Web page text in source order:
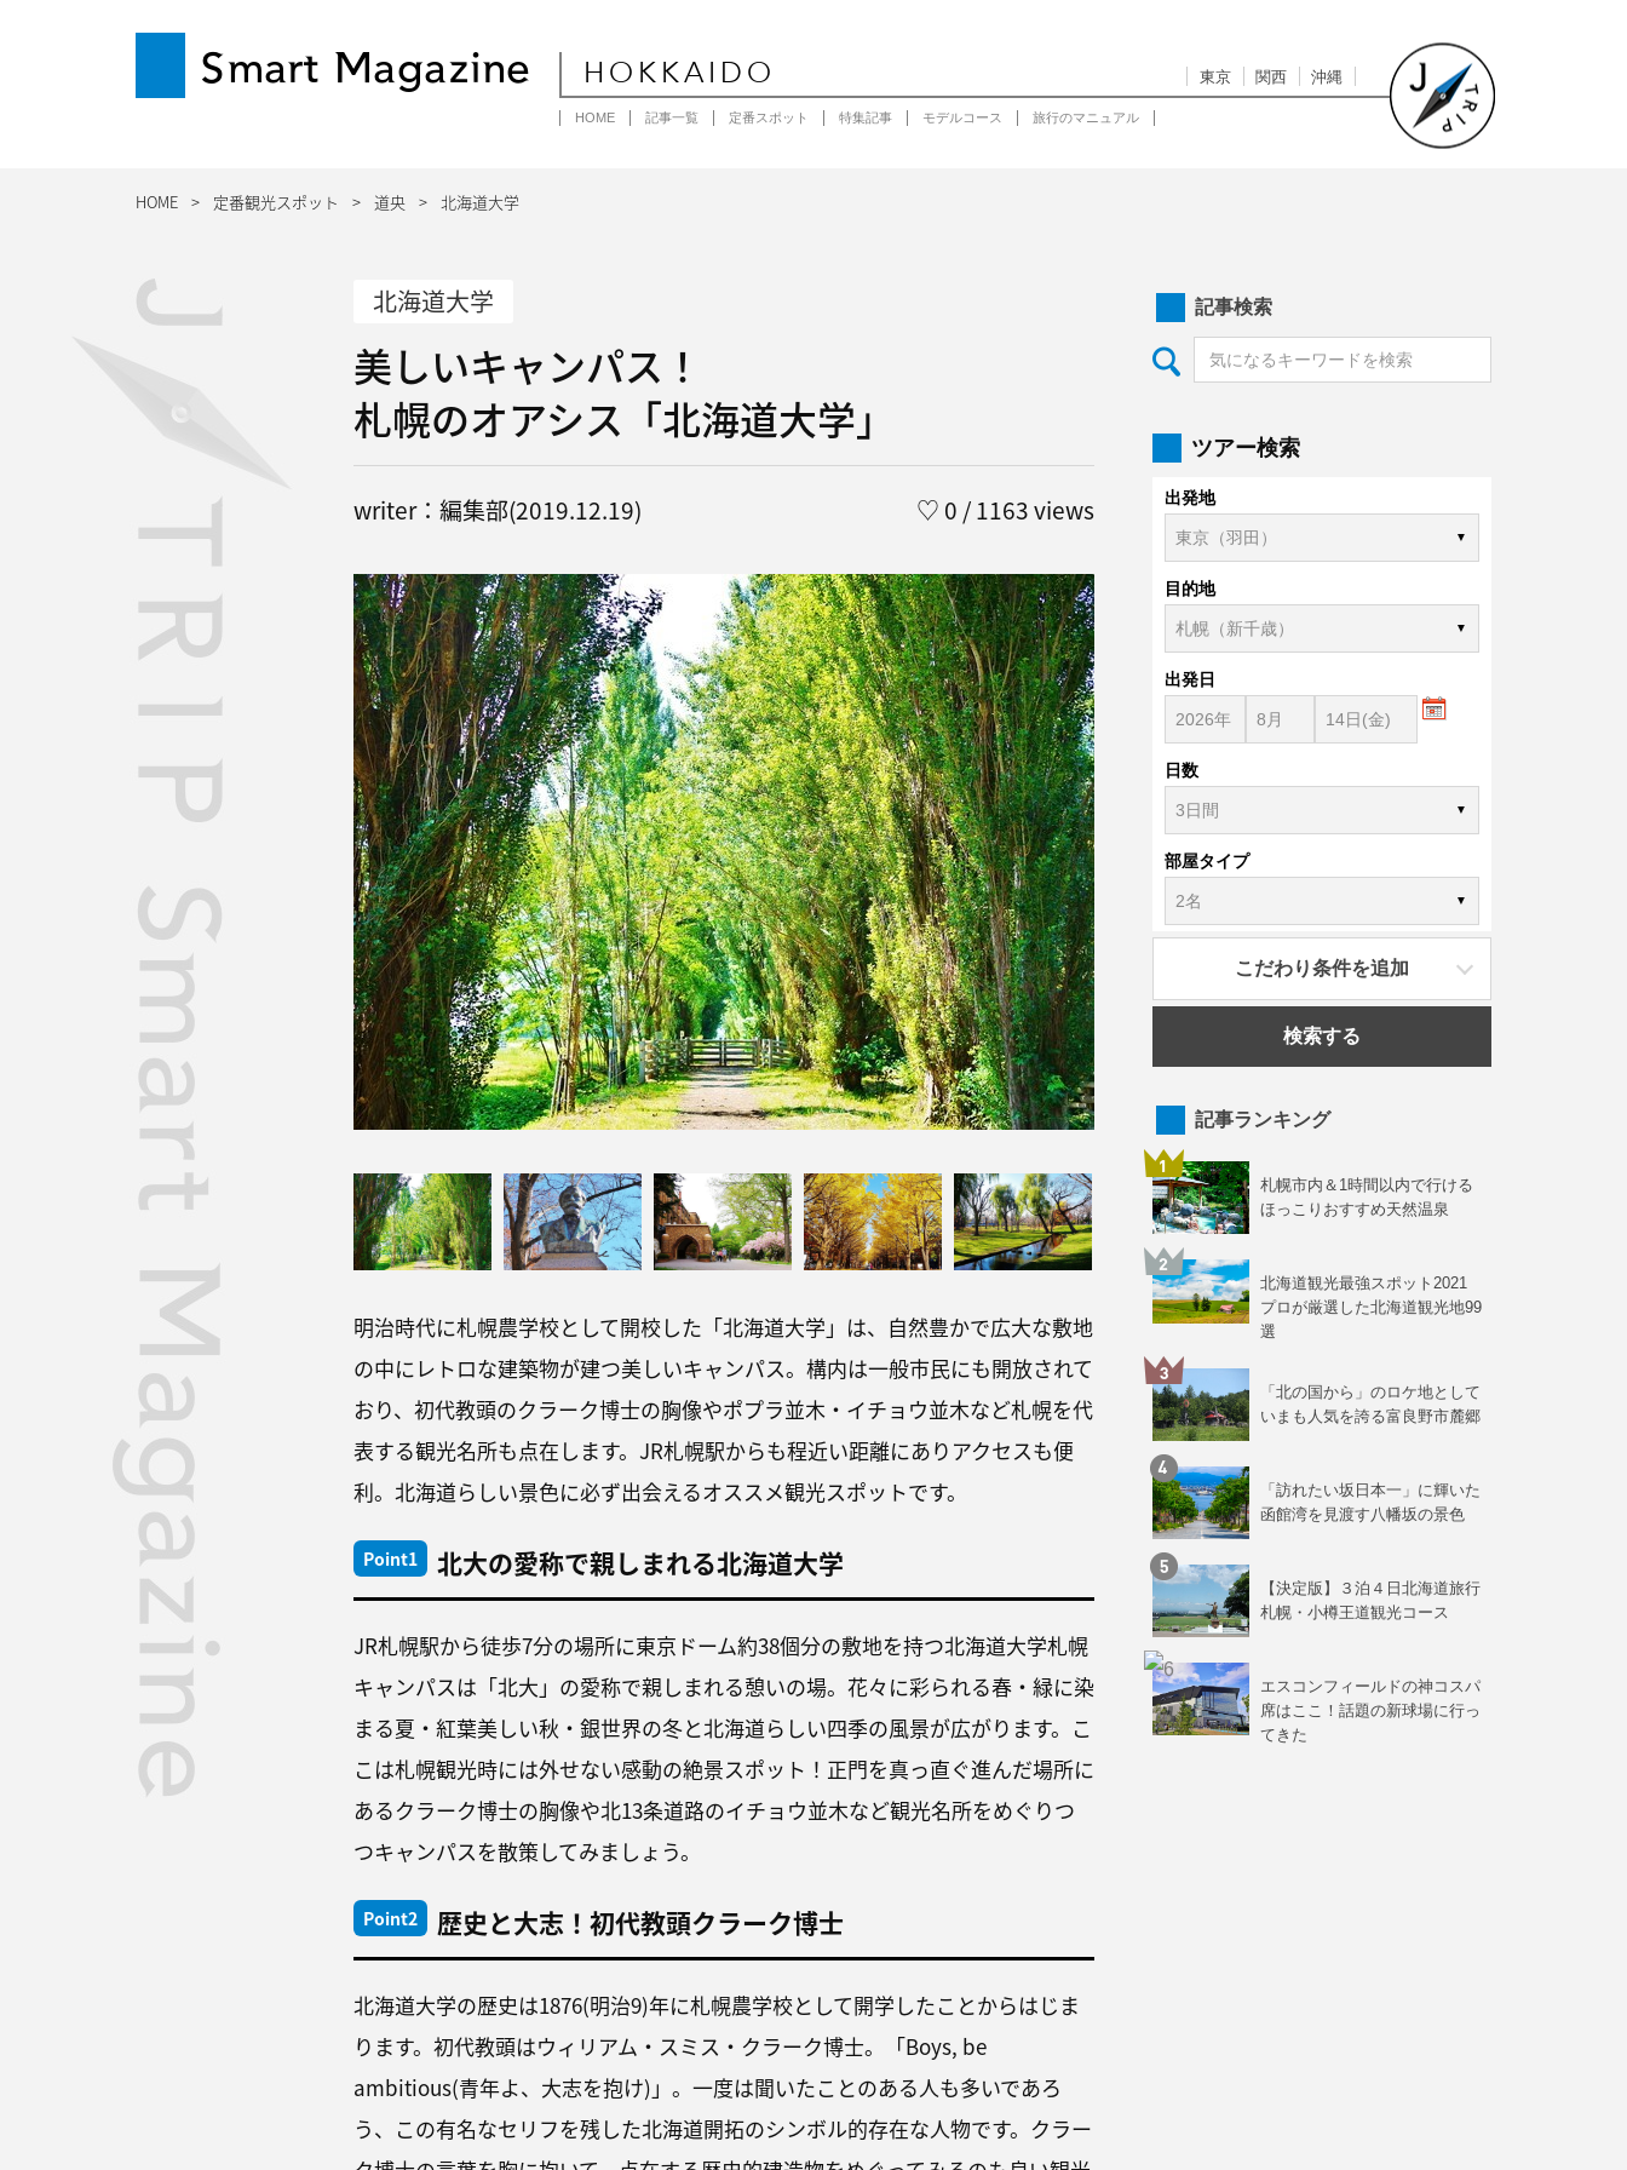
Smart Magazine HOKKAIDO 東京 関西 沖縄
HOME 記事一覧 定番スポット 特集記事 モデルコース 旅行のマニュアル
HOME 定番観光スポット 道央 北海道大学
北海道大学
美しいキャンパス！
札幌のオアシス「北海道大学」
writer：編集部(2019.12.19) ♡ 0 / 1163 views
明治時代に札幌農学校として開校した「北海道大学」は、自然豊かで広大な敷地
の中にレトロな建築物が建つ美しいキャンパス。構内は一般市民にも開放されて
おり、初代教頭のクラーク博士の胸像やポプラ並木・イチョウ並木など札幌を代
表する観光名所も点在します。JR札幌駅からも程近い距離にありアクセスも便
利。北海道らしい景色に必ず出会えるオススメ観光スポットです。
Point1 北大の愛称で親しまれる北海道大学
JR札幌駅から徒歩7分の場所に東京ドーム約38個分の敷地を持つ北海道大学札幌
キャンパスは「北大」の愛称で親しまれる憩いの場。花々に彩られる春・緑に染
まる夏・紅葉美しい秋・銀世界の冬と北海道らしい四季の風景が広がります。こ
こは札幌観光時には外せない感動の絶景スポット！正門を真っ直ぐ進んだ場所に
あるクラーク博士の胸像や北13条道路のイチョウ並木など観光名所をめぐりつ
つキャンパスを散策してみましょう。
Point2 歴史と大志！初代教頭クラーク博士
北海道大学の歴史は1876(明治9)年に札幌農学校として開学したことからはじま
ります。初代教頭はウィリアム・スミス・クラーク博士。「Boys, be
ambitious(青年よ、大志を抱け)」。一度は聞いたことのある人も多いであろ
う、この有名なセリフを残した北海道開拓のシンボル的存在な人物です。クラー
記事検索
ツアー検索
出発地
目的地
出発日
日数
部屋タイプ
こだわり条件を追加
検索する
記事ランキング
札幌市内＆1時間以内で行ける
ほっこりおすすめ天然温泉
北海道観光最強スポット2021
プロが厳選した北海道観光地99
選
「北の国から」のロケ地として
いまも人気を誇る富良野市麓郷
「訪れたい坂日本一」に輝いた
函館湾を見渡す八幡坂の景色
【決定版】３泊４日北海道旅行
札幌・小樽王道観光コース
エスコンフィールドの神コスパ
席はここ！話題の新球場に行っ
てきた